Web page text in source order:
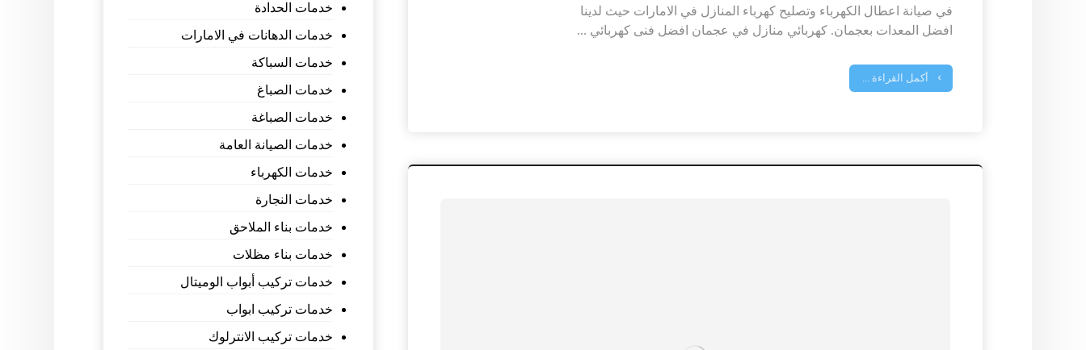
في صيانة اعطال الكهرباء وتصليح كهرباء المنازل في الامارات حيث لدينا
افضل المعدات بعجمان. كهربائي منازل في عجمان افضل فنى كهربائي ...
أكمل القراءة ...
خدمات الحدادة
خدمات الدهانات في الامارات
خدمات السباكة
خدمات الصباغ
خدمات الصباغة
خدمات الصيانة العامة
خدمات الكهرباء
خدمات النجارة
خدمات بناء الملاحق
خدمات بناء مظلات
خدمات تركيب أبواب الوميتال
خدمات تركيب ابواب
خدمات تركيب الانترلوك